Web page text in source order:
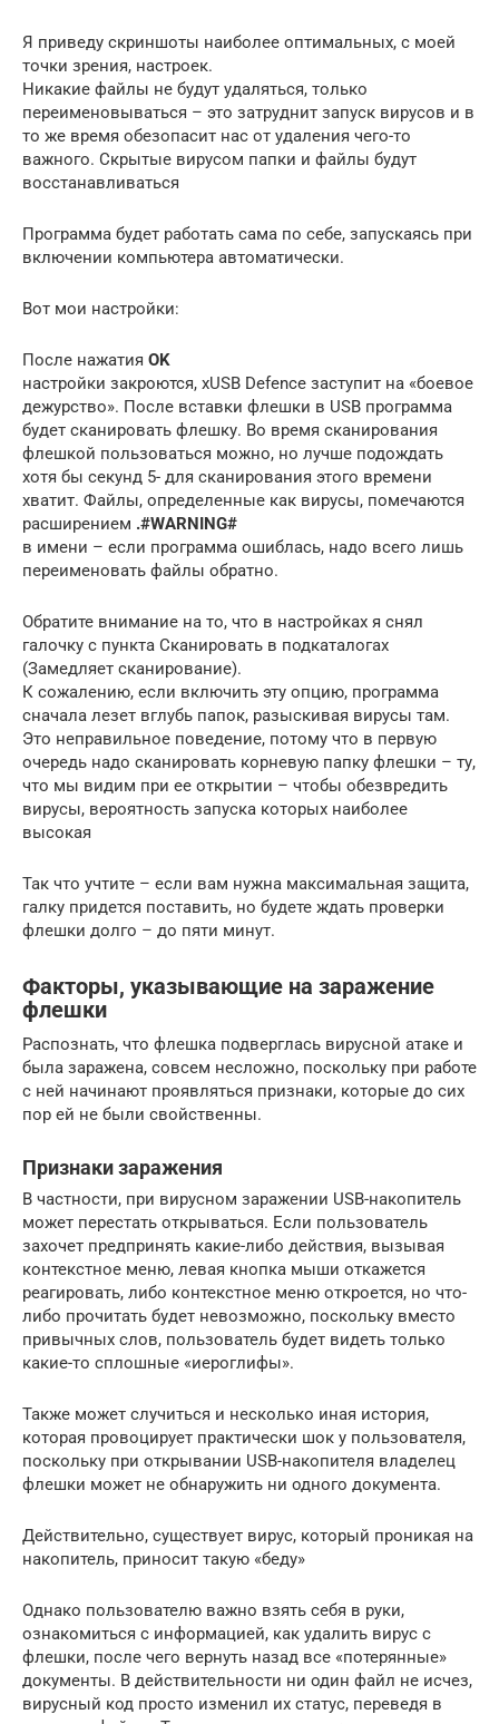
Я приведу скриншоты наиболее оптимальных, с моей
точки зрения, настроек.
Никакие файлы не будут удаляться, только
переименовываться – это затруднит запуск вирусов и в
то же время обезопасит нас от удаления чего-то
важного. Скрытые вирусом папки и файлы будут
восстанавливаться
Программа будет работать сама по себе, запускаясь при
включении компьютера автоматически.
Вот мои настройки:
После нажатия OK
настройки закроются, xUSB Defence заступит на «боевое
дежурство». После вставки флешки в USB программа
будет сканировать флешку. Во время сканирования
флешкой пользоваться можно, но лучше подождать
хотя бы секунд 5- для сканирования этого времени
хватит. Файлы, определенные как вирусы, помечаются
расширением .#WARNING#
в имени – если программа ошиблась, надо всего лишь
переименовать файлы обратно.
Обратите внимание на то, что в настройках я снял
галочку с пункта Сканировать в подкаталогах
(Замедляет сканирование).
К сожалению, если включить эту опцию, программа
сначала лезет вглубь папок, разыскивая вирусы там.
Это неправильное поведение, потому что в первую
очередь надо сканировать корневую папку флешки – ту,
что мы видим при ее открытии – чтобы обезвредить
вирусы, вероятность запуска которых наиболее
высокая
Так что учтите – если вам нужна максимальная защита,
галку придется поставить, но будете ждать проверки
флешки долго – до пяти минут.
Факторы, указывающие на заражение
флешки
Распознать, что флешка подверглась вирусной атаке и
была заражена, совсем несложно, поскольку при работе
с ней начинают проявляться признаки, которые до сих
пор ей не были свойственны.
Признаки заражения
В частности, при вирусном заражении USB-накопитель
может перестать открываться. Если пользователь
захочет предпринять какие-либо действия, вызывая
контекстное меню, левая кнопка мыши откажется
реагировать, либо контекстное меню откроется, но что-
либо прочитать будет невозможно, поскольку вместо
привычных слов, пользователь будет видеть только
какие-то сплошные «иероглифы».
Также может случиться и несколько иная история,
которая провоцирует практически шок у пользователя,
поскольку при открывании USB-накопителя владелец
флешки может не обнаружить ни одного документа.
Действительно, существует вирус, который проникая на
накопитель, приносит такую «беду»
Однако пользователю важно взять себя в руки,
ознакомиться с информацией, как удалить вирус с
флешки, после чего вернуть назад все «потерянные»
документы. В действительности ни один файл не исчез,
вирусный код просто изменил их статус, переведя в